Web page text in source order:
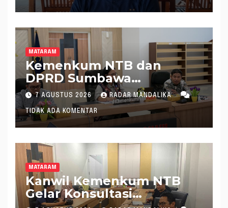
MATARAM
Kemenkum NTB dan
DPRD Sumbawa
Mantapkan Rencana
Pembentukan 8 Raperda
Inisiatif
7 AGUSTUS 2026 RADAR MANDALIKA
TIDAK ADA KOMENTAR
MATARAM
Kanwil Kemenkum NTB
Gelar Konsultasi